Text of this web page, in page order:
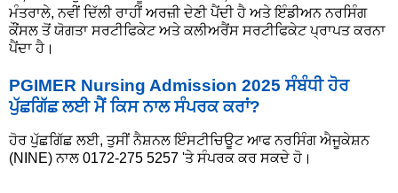
ਮੰਤਰਾਲੇ, ਨਵੀਂ ਦਿੱਲੀ ਰਾਹੀਂ ਅਰਜ਼ੀ ਦੇਣੀ ਪੈਂਦੀ ਹੈ ਅਤੇ ਇੰਡੀਅਨ ਨਰਸਿੰਗ
ਕੌਂਸਲ ਤੋਂ ਯੋਗਤਾ ਸਰਟੀਫਿਕੇਟ ਅਤੇ ਕਲੀਅਰੈਂਸ ਸਰਟੀਫਿਕੇਟ ਪ੍ਰਾਪਤ ਕਰਨਾ
ਪੈਂਦਾ ਹੈ।
PGIMER Nursing Admission 2025 ਸੰਬੰਧੀ ਹੋਰ
ਪੁੱਛਗਿੱਛ ਲਈ ਮੈਂ ਕਿਸ ਨਾਲ ਸੰਪਰਕ ਕਰਾਂ?
ਹੋਰ ਪੁੱਛਗਿੱਛ ਲਈ, ਤੁਸੀਂ ਨੈਸ਼ਨਲ ਇੰਸਟੀਚਿਊਟ ਆਫ ਨਰਸਿੰਗ ਐਜੂਕੇਸ਼ਨ
(NINE) ਨਾਲ 0172-275 5257 'ਤੇ ਸੰਪਰਕ ਕਰ ਸਕਦੇ ਹੋ।